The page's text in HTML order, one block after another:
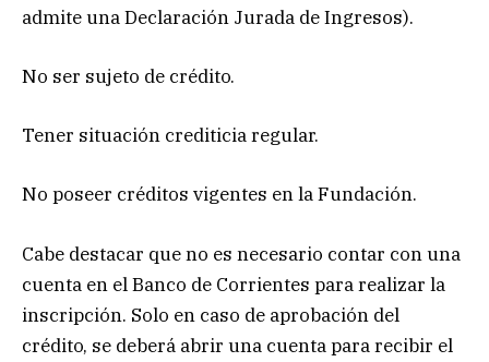
admite una Declaración Jurada de Ingresos).
No ser sujeto de crédito.
Tener situación crediticia regular.
No poseer créditos vigentes en la Fundación.
Cabe destacar que no es necesario contar con una
cuenta en el Banco de Corrientes para realizar la
inscripción. Solo en caso de aprobación del
crédito, se deberá abrir una cuenta para recibir el